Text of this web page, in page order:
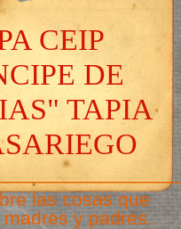
CEIP
DE
TAPIA
las cosas que
y padres.